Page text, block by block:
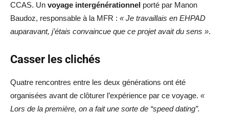
CCAS. Un voyage intergénérationnel porté par Manon
Baudoz, responsable à la MFR : « Je travaillais en EHPAD
auparavant, j’étais convaincue que ce projet avait du sens ».
Casser les clichés
Quatre rencontres entre les deux générations ont été
organisées avant de clôturer l’expérience par ce voyage. «
Lors de la première, on a fait une sorte de “speed dating”.